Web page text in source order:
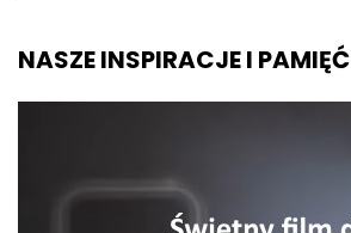
NASZE INSPIRACJE I PAMIĘĆ